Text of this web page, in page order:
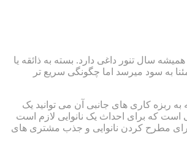
سال تنور داغی دارد. بسته به ذائقه یا
به سود میرسد اما چگونگی سریع تر
ربزه کاری های جانبی آن می توانید یک
که برای احداث یک نانوایی لازم است
برای مطرح کردن نانوایی و جذب مشتری های